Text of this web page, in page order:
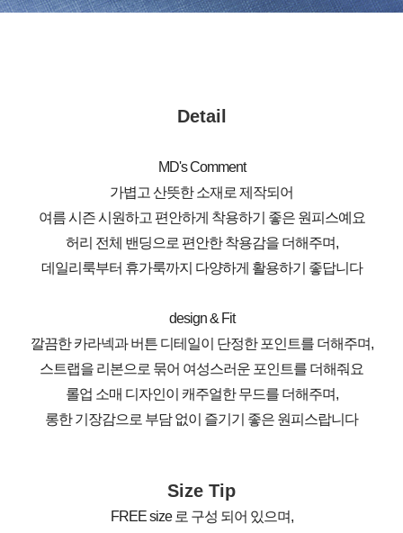
Detail
MD's Comment
가볍고 산뜻한 소재로 제작되어
여름 시즌 시원하고 편안하게 착용하기 좋은 원피스예요
허리 전체 밴딩으로 편안한 착용감을 더해주며,
데일리룩부터 휴가룩까지 다양하게 활용하기 좋답니다
design & Fit
깔끔한 카라넥과 버튼 디테일이 단정한 포인트를 더해주며,
스트랩을 리본으로 묶어 여성스러운 포인트를 더해줘요
롤업 소매 디자인이 캐주얼한 무드를 더해주며,
롱한 기장감으로 부담 없이 즐기기 좋은 원피스랍니다
Size Tip
FREE size 로 구성 되어 있으며,